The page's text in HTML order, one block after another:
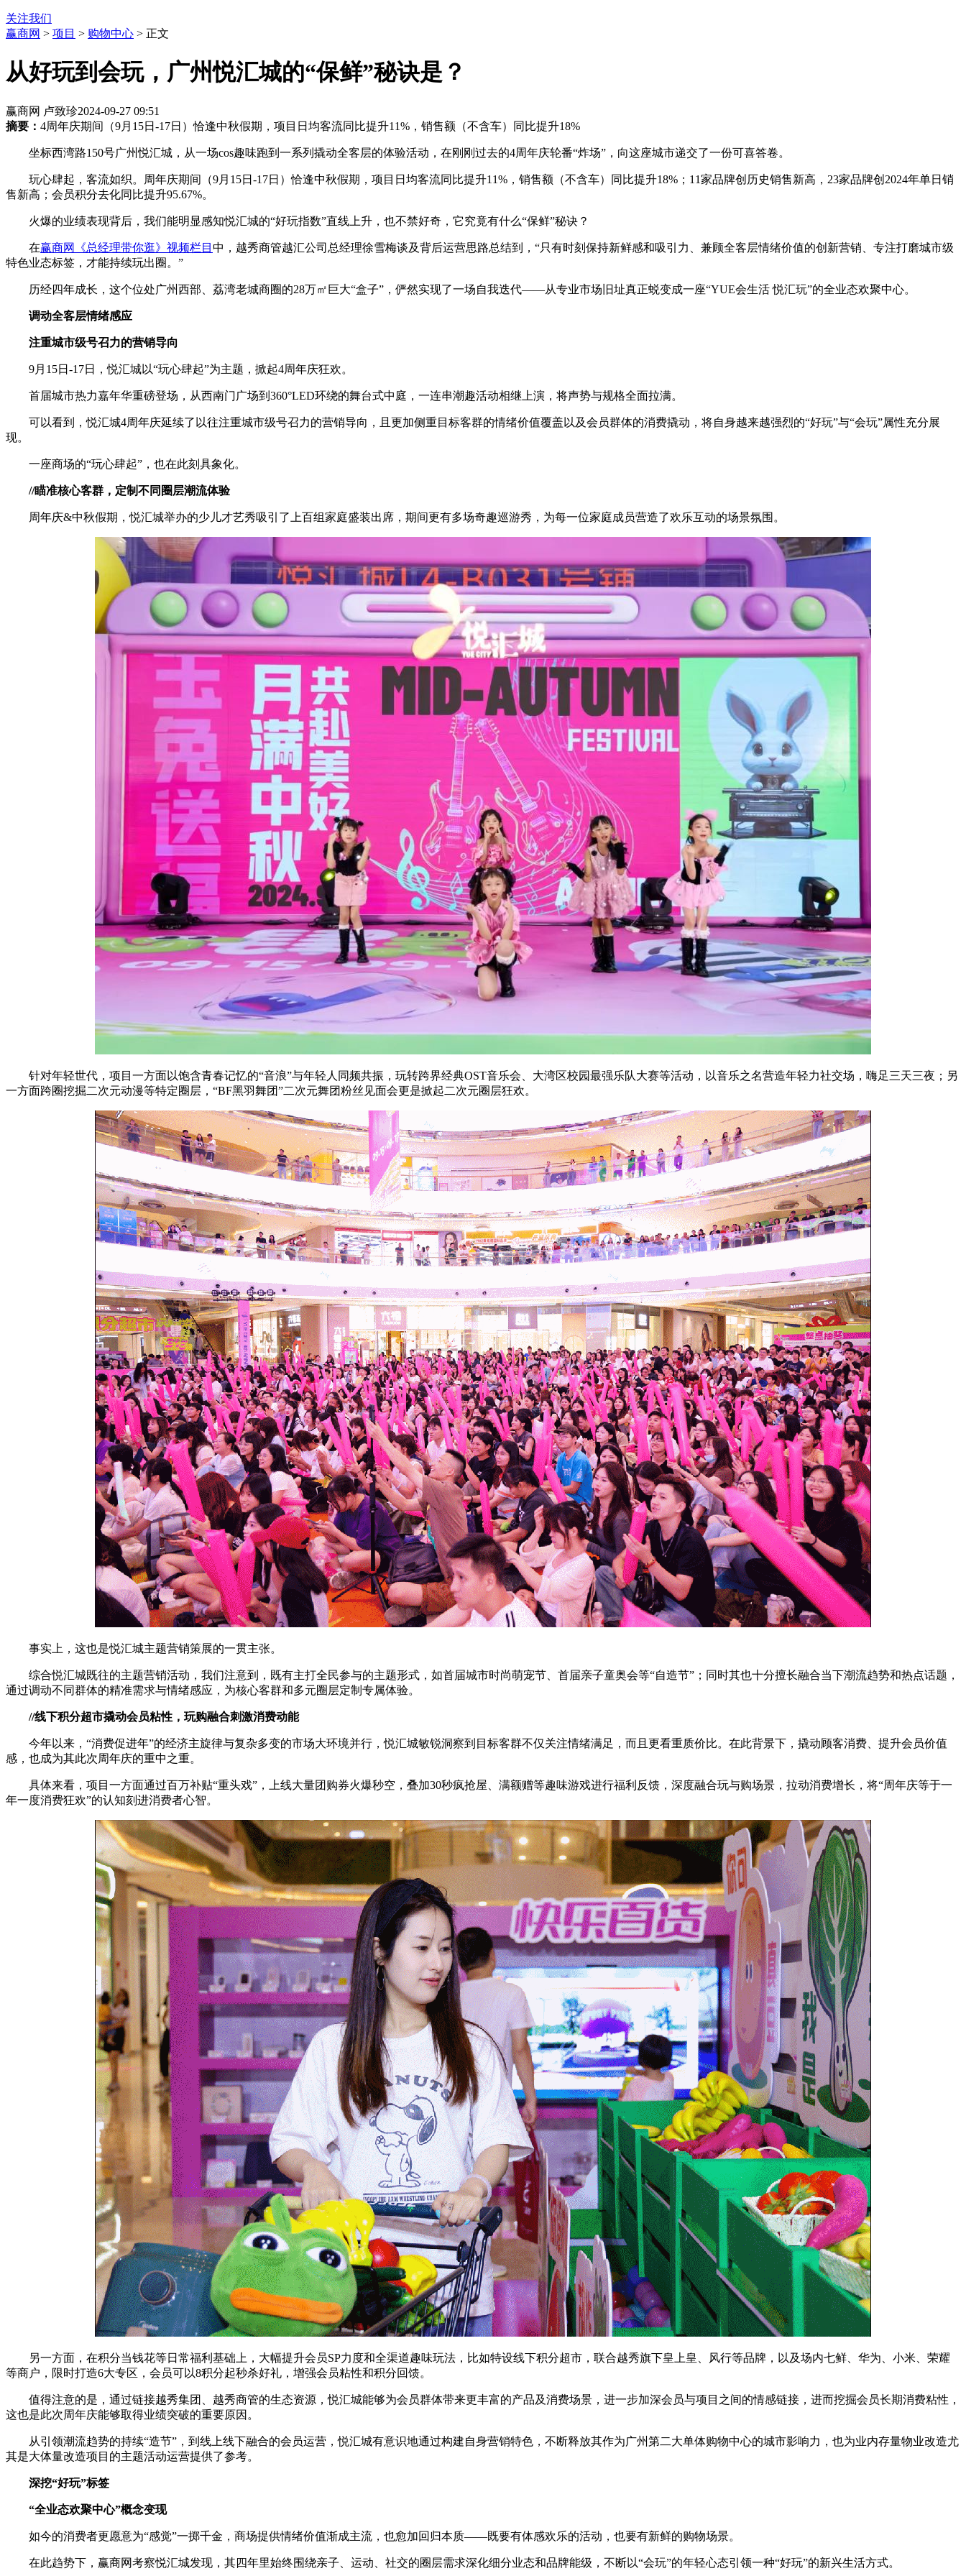
关注我们
赢商网 > 项目 > 购物中心 > 正文
从好玩到会玩，广州悦汇城的“保鲜”秘诀是？
赢商网 卢致珍2024-09-27 09:51
摘要： 4周年庆期间（9月15日-17日）恰逢中秋假期，项目日均客流同比提升11%，销售额（不含车）同比提升18%
坐标西湾路150号广州悦汇城，从一场cos趣味跑到一系列撬动全客层的体验活动，在刚刚过去的4周年庆轮番“炸场”，向这座城市递交了一份可喜答卷。
玩心肆起，客流如织。周年庆期间（9月15日-17日）恰逢中秋假期，项目日均客流同比提升11%，销售额（不含车）同比提升18%；11家品牌创历史销售新高，23家品牌创2024年单日销
售新高；会员积分去化同比提升95.67%。
火爆的业绩表现背后，我们能明显感知悦汇城的“好玩指数”直线上升，也不禁好奇，它究竟有什么“保鲜”秘诀？
在赢商网《总经理带你逛》视频栏目 ​中，越秀商管越汇公司总经理徐雪梅谈及背后运营思路总结到，“只有时刻保持新鲜感和吸引力、兼顾全客层情绪价值的创新营销、专注打磨城市级
特色业态标签，才能持续玩出圈。”
历经四年成长，这个位处广州西部、荔湾老城商圈的28万㎡巨大“盒子”，俨然实现了一场自我迭代——从专业市场旧址真正蜕变成一座“YUE会生活 悦汇玩”的全业态欢聚中心。
调动全客层情绪感应
注重城市级号召力的营销导向
9月15日-17日，悦汇城以“玩心肆起”为主题，掀起4周年庆狂欢。
首届城市热力嘉年华重磅登场，从西南门广场到360°LED环绕的舞台式中庭，一连串潮趣活动相继上演，将声势与规格全面拉满。
可以看到，悦汇城4周年庆延续了以往注重城市级号召力的营销导向，且更加侧重目标客群的情绪价值覆盖以及会员群体的消费撬动，将自身越来越强烈的“好玩”与“会玩”属性充分展
现。
一座商场的“玩心肆起”，也在此刻具象化。
//瞄准核心客群，定制不同圈层潮流体验
周年庆&中秋假期，悦汇城举办的少儿才艺秀吸引了上百组家庭盛装出席，期间更有多场奇趣巡游秀，为每一位家庭成员营造了欢乐互动的场景氛围。
针对年轻世代，项目一方面以饱含青春记忆的“音浪”与年轻人同频共振，玩转跨界经典OST音乐会、大湾区校园最强乐队大赛等活动，以音乐之名营造年轻力社交场，嗨足三天三夜；另
一方面跨圈挖掘二次元动漫等特定圈层，“BF黑羽舞团”二次元舞团粉丝见面会更是掀起二次元圈层狂欢。
事实上，这也是悦汇城主题营销策展的一贯主张。
综合悦汇城既往的主题营销活动，我们注意到，既有主打全民参与的主题形式，如首届城市时尚萌宠节、首届亲子童奥会等“自造节”；同时其也十分擅长融合当下潮流趋势和热点话题，
通过调动不同群体的精准需求与情绪感应，为核心客群和多元圈层定制专属体验。
//线下积分超市撬动会员粘性，玩购融合刺激消费动能
今年以来，“消费促进年”的经济主旋律与复杂多变的市场大环境并行，悦汇城敏锐洞察到目标客群不仅关注情绪满足，而且更看重质价比。在此背景下，撬动顾客消费、提升会员价值
感，也成为其此次周年庆的重中之重。
具体来看，项目一方面通过百万补贴“重头戏”，上线大量团购券火爆秒空，叠加30秒疯抢屋、满额赠等趣味游戏进行福利反馈，深度融合玩与购场景，拉动消费增长，将“周年庆等于一
年一度消费狂欢”的认知刻进消费者心智。
另一方面，在积分当钱花等日常福利基础上，大幅提升会员SP力度和全渠道趣味玩法，比如特设线下积分超市，联合越秀旗下皇上皇、风行等品牌，以及场内七鲜、华为、小米、荣耀
等商户，限时打造6大专区，会员可以8积分起秒杀好礼，增强会员粘性和积分回馈。
值得注意的是，通过链接越秀集团、越秀商管的生态资源，悦汇城能够为会员群体带来更丰富的产品及消费场景，进一步加深会员与项目之间的情感链接，进而挖掘会员长期消费粘性，
这也是此次周年庆能够取得业绩突破的重要原因。
从引领潮流趋势的持续“造节”，到线上线下融合的会员运营，悦汇城有意识地通过构建自身营销特色，不断释放其作为广州第二大单体购物中心的城市影响力，也为业内存量物业改造尤
其是大体量改造项目的主题活动运营提供了参考。
深挖“好玩”标签
“全业态欢聚中心”概念变现
如今的消费者更愿意为“感觉”一掷千金，商场提供情绪价值渐成主流，也愈加回归本质——既要有体感欢乐的活动，也要有新鲜的购物场景。
在此趋势下，赢商网考察悦汇城发现，其四年里始终围绕亲子、运动、社交的圈层需求深化细分业态和品牌能级，不断以“会玩”的年轻心态引领一种“好玩”的新兴生活方式。